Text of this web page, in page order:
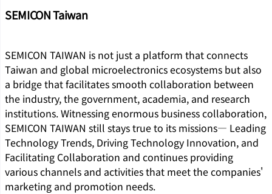
SEMICON Taiwan
SEMICON TAIWAN is not just a platform that connects
Taiwan and global microelectronics ecosystems but also
a bridge that facilitates smooth collaboration between
the industry, the government, academia, and research
institutions. Witnessing enormous business collaboration,
SEMICON TAIWAN still stays true to its missions― Leading
Technology Trends, Driving Technology Innovation, and
Facilitating Collaboration and continues providing
various channels and activities that meet the companies'
marketing and promotion needs.